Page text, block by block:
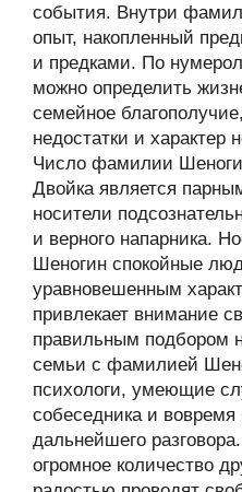
события. Внутри
опыт, накопленный
и предками. По
можно определить
семейное
недостатки и
Число фамилии
Двойка является
носители
и верного напарника.
Шеногин спокойные
уравновешенным
привлекает внимание
правильным подбором
семьи с фамилией
психологи, умеющие
собеседника и
дальнейшего
огромное количество